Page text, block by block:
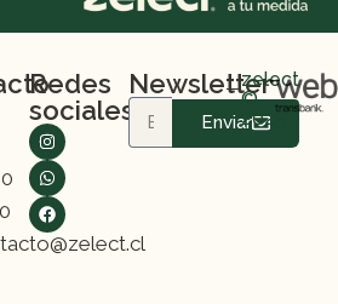
Redes
sociales
Newsletter
Enviar
zelect
©
2025